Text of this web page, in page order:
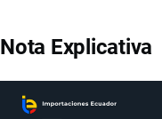
Nota Explicativa